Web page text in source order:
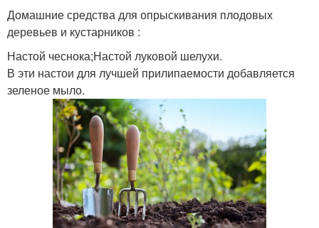
Домашние средства для опрыскивания плодовых
деревьев и кустарников :
Настой чеснока;Настой луковой шелухи.
В эти настои для лучшей прилипаемости добавляется
зеленое мыло.